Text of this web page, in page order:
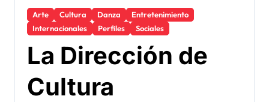
Arte Cultura Danza
Entretenimiento
Internacionales
Perfiles Sociales
La Dirección de
Cultura